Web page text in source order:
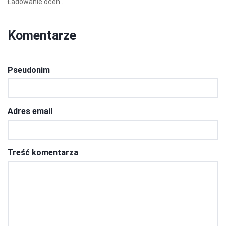
Komentarze
Pseudonim
Adres email
Treść komentarza